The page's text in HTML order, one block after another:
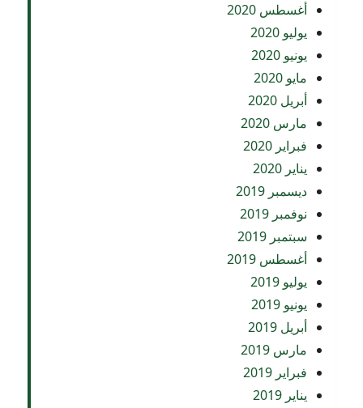
أغسطس 2020
يوليو 2020
يونيو 2020
مايو 2020
أبريل 2020
مارس 2020
فبراير 2020
يناير 2020
ديسمبر 2019
نوفمبر 2019
سبتمبر 2019
أغسطس 2019
يوليو 2019
يونيو 2019
أبريل 2019
مارس 2019
فبراير 2019
يناير 2019